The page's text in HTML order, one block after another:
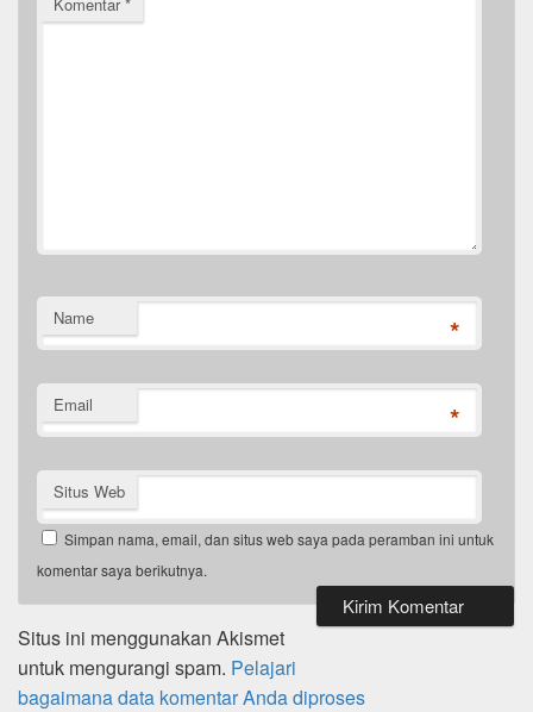
k
Name *
Email *
Situs Web
Simpan nama, email, dan situs web saya pada peramban ini untuk
komentar saya berikutnya.
Situs ini menggunakan Akismet
untuk mengurangi spam. Pelajari
bagaimana data komentar Anda diproses